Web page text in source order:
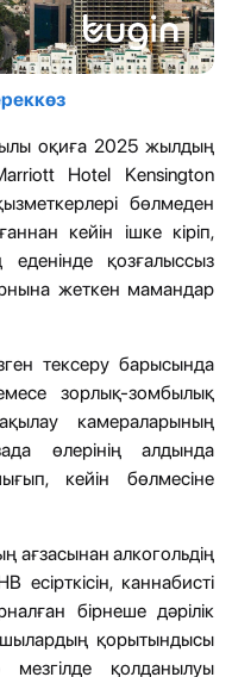
оқиға 2025 жылдың
Hotel Kensington
бөлмеден
кейін ішке кіріп,
қозғалыссыз
жеткен мамандар
тексеру барысында
зорлық-зомбылық
камераларының
өлерінің алдында
кейін бөлмесіне
ағзасынан алкогольдің
каннабисті
бірнеше дәрілік
қорытындысы
қолданылуы